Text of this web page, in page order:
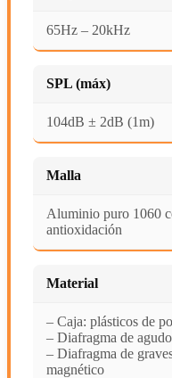
65Hz – 20kHz
SPL (máx)
104dB ± 2dB (1m)
Malla
Aluminio puro 1060
antioxidación
Material
– Caja: plásticos de
– Diafragma de
– Diafragma de
magnético